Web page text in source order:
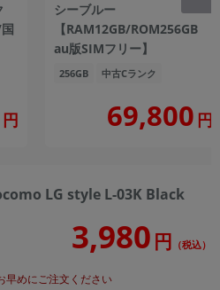
円
シーブルー
【RAM12GB/ROM256GB
au版SIMフリー】
256GB 中古Cランク
69,800 円
LG style L-03K Black
3,980 円 （税込）
早めにご注文ください